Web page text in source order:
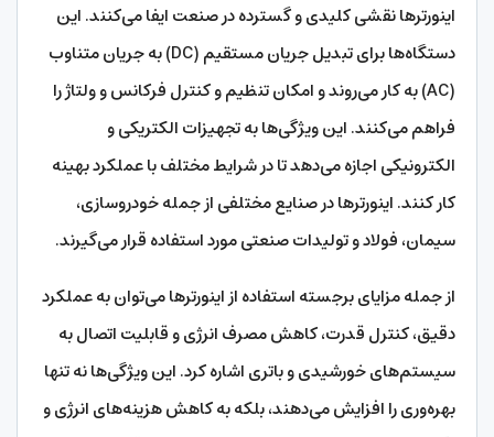
اینورترها نقشی کلیدی و گسترده در صنعت ایفا می‌کنند. این
دستگاه‌ها برای تبدیل جریان مستقیم (DC) به جریان متناوب
(AC) به کار می‌روند و امکان تنظیم و کنترل فرکانس و ولتاژ را
فراهم می‌کنند. این ویژگی‌ها به تجهیزات الکتریکی و
الکترونیکی اجازه می‌دهد تا در شرایط مختلف با عملکرد بهینه
کار کنند. اینورترها در صنایع مختلفی از جمله خودروسازی،
سیمان، فولاد و تولیدات صنعتی مورد استفاده قرار می‌گیرند.
از جمله مزایای برجسته استفاده از اینورترها می‌توان به عملکرد
دقیق، کنترل قدرت، کاهش مصرف انرژی و قابلیت اتصال به
سیستم‌های خورشیدی و باتری اشاره کرد. این ویژگی‌ها نه تنها
بهره‌وری را افزایش می‌دهند، بلکه به کاهش هزینه‌های انرژی و